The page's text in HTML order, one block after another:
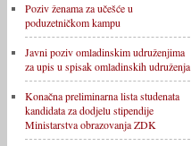
Poziv ženama za učešće u
poduzetničkom kampu
Javni poziv omladinskim udruženjima
za upis u spisak omladinskih udruženja
Konačna preliminarna lista studenata
kandidata za dodjelu stipendije
Ministarstva obrazovanja ZDK